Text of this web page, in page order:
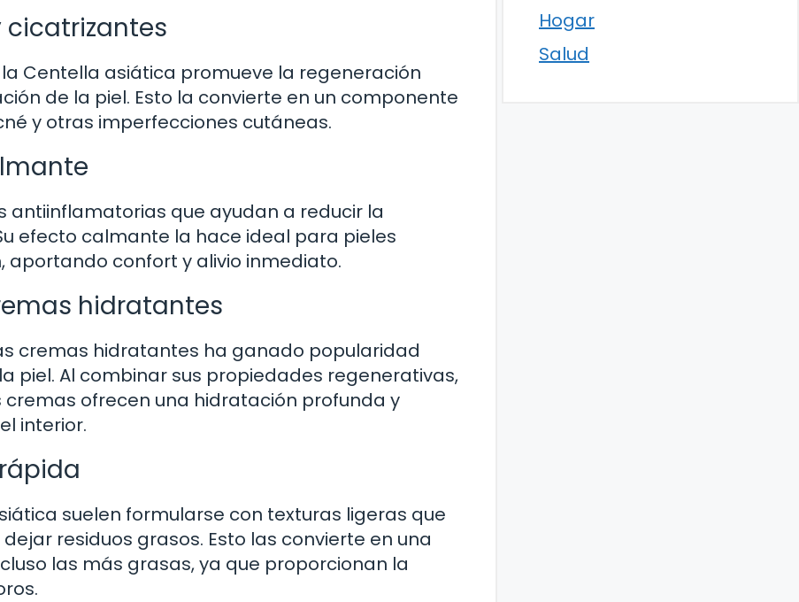
cicatrizantes
Centella asiática promueve la regeneración
de la piel. Esto la convierte en un componente
y otras imperfecciones cutáneas.
antiinflamatorias que ayudan a reducir la
efecto calmante la hace ideal para pieles
aportando confort y alivio inmediato.
hidratantes
cremas hidratantes ha ganado popularidad
piel. Al combinar sus propiedades regenerativas,
ofrecen una hidratación profunda y
interior.
suelen formularse con texturas ligeras que
residuos grasos. Esto las convierte en una
las más grasas, ya que proporcionan la
Hogar
Salud